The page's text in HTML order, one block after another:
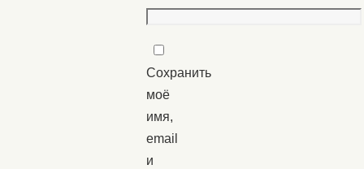
Сохранить
моё
имя,
email
и